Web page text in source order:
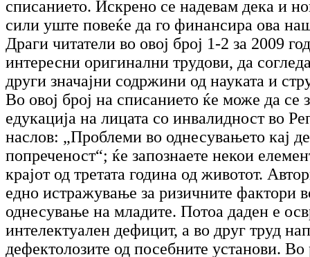
списанието. Искрено се надевам дека и
сили уште повеќе да го финансира ова
Драги читатели во овој број 1-2 за 2009
интересни оригинални трудови, да
други значајни содржини од науката и
Во овој број на списанието ќе може да се
едукација на лицата со инвалидност во
наслов: „Проблеми во однесувањето кај
попреченост“; ќе запознаете некои
крајот од третата година од животот.
едно истражување за ризичните фактори
однесување на младите. Потоа даден е
интелектуален дефицит, а во друг труд
дефектолозите од посебните установи.